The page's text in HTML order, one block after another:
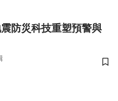
防災科技重塑預警與
儲